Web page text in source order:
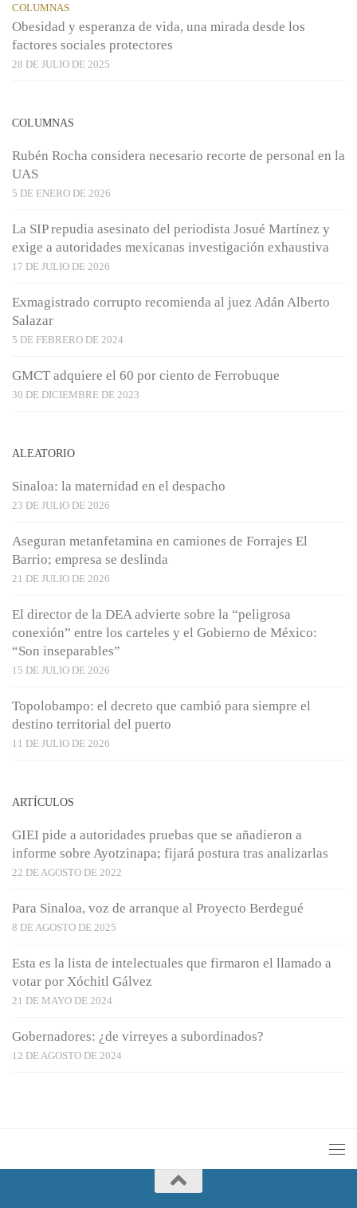
COLUMNAS
Obesidad y esperanza de vida, una mirada desde los
factores sociales protectores
28 DE JULIO DE 2025
COLUMNAS
Rubén Rocha considera necesario recorte de personal en la
UAS
5 DE ENERO DE 2026
La SIP repudia asesinato del periodista Josué Martínez y
exige a autoridades mexicanas investigación exhaustiva
17 DE JULIO DE 2026
Exmagistrado corrupto recomienda al juez Adán Alberto
Salazar
5 DE FEBRERO DE 2024
GMCT adquiere el 60 por ciento de Ferrobuque
30 DE DICIEMBRE DE 2023
ALEATORIO
Sinaloa: la maternidad en el despacho
23 DE JULIO DE 2026
Aseguran metanfetamina en camiones de Forrajes El
Barrio; empresa se deslinda
21 DE JULIO DE 2026
El director de la DEA advierte sobre la “peligrosa
conexión” entre los carteles y el Gobierno de México:
“Son inseparables”
15 DE JULIO DE 2026
Topolobampo: el decreto que cambió para siempre el
destino territorial del puerto
11 DE JULIO DE 2026
ARTÍCULOS
GIEI pide a autoridades pruebas que se añadieron a
informe sobre Ayotzinapa; fijará postura tras analizarlas
22 DE AGOSTO DE 2022
Para Sinaloa, voz de arranque al Proyecto Berdegué
8 DE AGOSTO DE 2025
Esta es la lista de intelectuales que firmaron el llamado a
votar por Xóchitl Gálvez
21 DE MAYO DE 2024
Gobernadores: ¿de virreyes a subordinados?
12 DE AGOSTO DE 2024